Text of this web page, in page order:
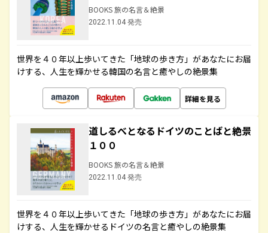
BOOKS 旅の名言＆絶景
2022.11.04 発売
世界を４０年以上歩いてきた「地球の歩き方」があなたにお届
けする、人生を輝かせる韓国の名言と癒やしの絶景集
詳細を見る
道しるべとなるドイツのことばと絶景
１００
BOOKS 旅の名言＆絶景
2022.11.04 発売
世界を４０年以上歩いてきた「地球の歩き方」があなたにお届
けする、人生を輝かせるドイツの名言と癒やしの絶景集